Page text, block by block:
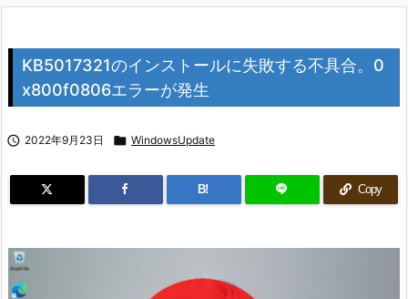
KB5017321のインストールに失敗する不具合。0
x800f0806エラーが発生
 2022年9月23日  WindowsUpdate
B! Copy